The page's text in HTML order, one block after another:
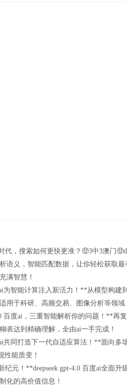
代，搜索如何更快更准？🤑3中3澳门
语义，智能匹配数据，让你轻松获取
满智慧！
为智能计算注入新活力！**从模型构
用于科研、高频交易、图像分析等领域
百度ai，三重智能解析你的问题！**再
表达到精确理解，全由ai一手完成！
共同打造下一代自适应算法！**面向
性能质变！
元！**deepseek gpt-4.0 百度ai全面
化的高价值信息！